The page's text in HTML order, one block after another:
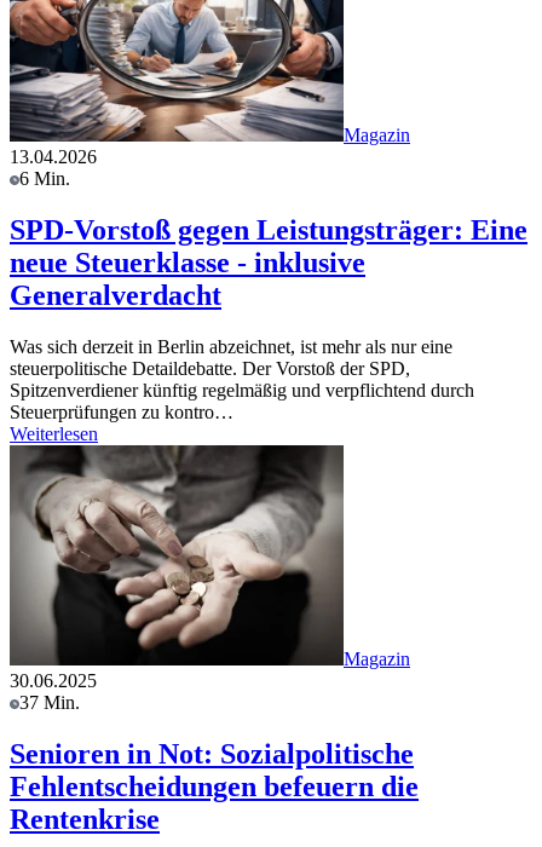
Magazin
13.04.2026
6 Min.
SPD-Vorstoß gegen Leistungsträger: Eine
neue Steuerklasse - inklusive
Generalverdacht
Was sich derzeit in Berlin abzeichnet, ist mehr als nur eine
steuerpolitische Detaildebatte. Der Vorstoß der SPD,
Spitzenverdiener künftig regelmäßig und verpflichtend durch
Steuerprüfungen zu kontro…
Weiterlesen
Magazin
30.06.2025
37 Min.
Senioren in Not: Sozialpolitische
Fehlentscheidungen befeuern die
Rentenkrise